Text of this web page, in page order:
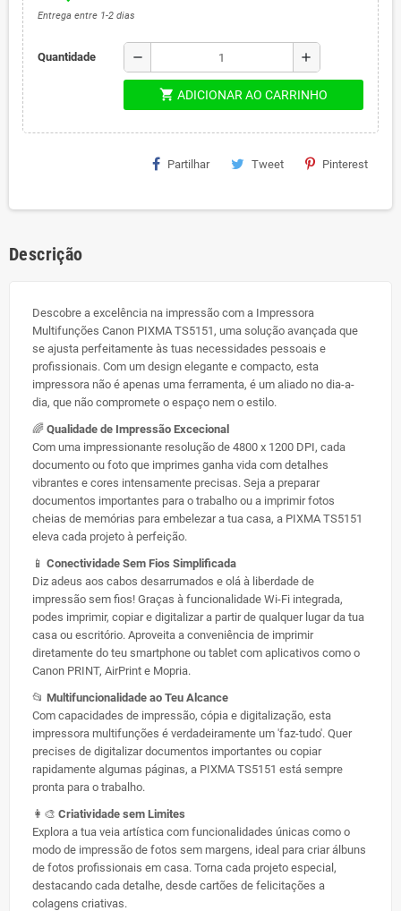
Entrega entre 1-2 dias
Quantidade remove add
shopping_cart ADICIONAR AO CARRINHO
Partilhar Tweet Pinterest
Descrição
Descobre a excelência na impressão com a Impressora
Multifunções Canon PIXMA TS5151, uma solução avançada que
se ajusta perfeitamente às tuas necessidades pessoais e
profissionais. Com um design elegante e compacto, esta
impressora não é apenas uma ferramenta, é um aliado no dia-a-
dia, que não compromete o espaço nem o estilo.
🌈 Qualidade de Impressão Excecional
Com uma impressionante resolução de 4800 x 1200 DPI, cada
documento ou foto que imprimes ganha vida com detalhes
vibrantes e cores intensamente precisas. Seja a preparar
documentos importantes para o trabalho ou a imprimir fotos
cheias de memórias para embelezar a tua casa, a PIXMA TS5151
eleva cada projeto à perfeição.
📱 Conectividade Sem Fios Simplificada
Diz adeus aos cabos desarrumados e olá à liberdade de
impressão sem fios! Graças à funcionalidade Wi-Fi integrada,
podes imprimir, copiar e digitalizar a partir de qualquer lugar da tua
casa ou escritório. Aproveita a conveniência de imprimir
diretamente do teu smartphone ou tablet com aplicativos como o
Canon PRINT, AirPrint e Mopria.
📂 Multifuncionalidade ao Teu Alcance
Com capacidades de impressão, cópia e digitalização, esta
impressora multifunções é verdadeiramente um 'faz-tudo'. Quer
precises de digitalizar documentos importantes ou copiar
rapidamente algumas páginas, a PIXMA TS5151 está sempre
pronta para o trabalho.
👩‍🎨 Criatividade sem Limites
Explora a tua veia artística com funcionalidades únicas como o
modo de impressão de fotos sem margens, ideal para criar álbuns
de fotos profissionais em casa. Torna cada projeto especial,
destacando cada detalhe, desde cartões de felicitações a
colagens criativas.